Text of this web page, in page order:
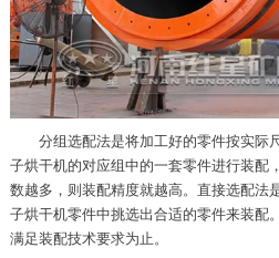
分组选配法是将加工好的零件按实际
子烘干机的对应组中的一套零件进行装配
数越多，则装配精度就越高。直接选配法
子烘干机零件中挑选出合适的零件来装配
满足装配技术要求为止。